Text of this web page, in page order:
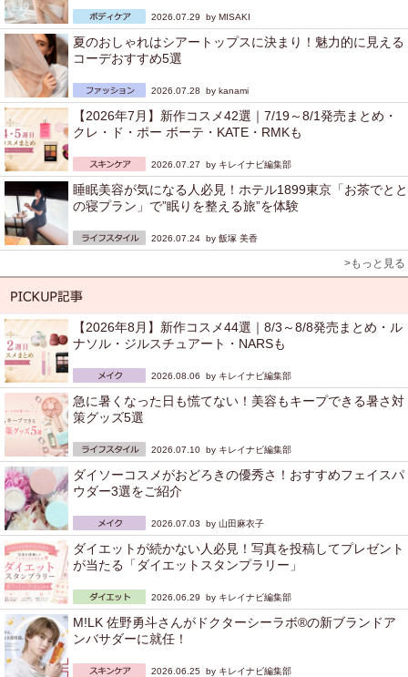
2026.07.29 by MISAKI
夏のおしゃれはシアートップスに決まり！魅力的に見える
コーデおすすめ5選
2026.07.28 by kanami
【2026年7月】新作コスメ42選｜7/19～8/1発売まとめ・
クレ・ド・ポー ボーテ・KATE・RMKも
2026.07.27 by キレイナビ編集部
睡眠美容が気になる人必見！ホテル1899東京「お茶でとと
の寝プラン」で”眠りを整える旅”を体験
2026.07.24 by 飯塚 美香
>もっと見る
【2026年8月】新作コスメ44選｜8/3～8/8発売まとめ・ル
ナソル・ジルスチュアート・NARSも
2026.08.06 by キレイナビ編集部
急に暑くなった日も慌てない！美容もキープできる暑さ対
策グッズ5選
2026.07.10 by キレイナビ編集部
ダイソーコスメがおどろきの優秀さ！おすすめフェイスパ
ウダー3選をご紹介
2026.07.03 by 山田麻衣子
ダイエットが続かない人必見！写真を投稿してプレゼント
が当たる「ダイエットスタンプラリー」
2026.06.29 by キレイナビ編集部
M!LK 佐野勇斗さんがドクターシーラボ®の新ブランドア
ンバサダーに就任！
2026.06.25 by キレイナビ編集部